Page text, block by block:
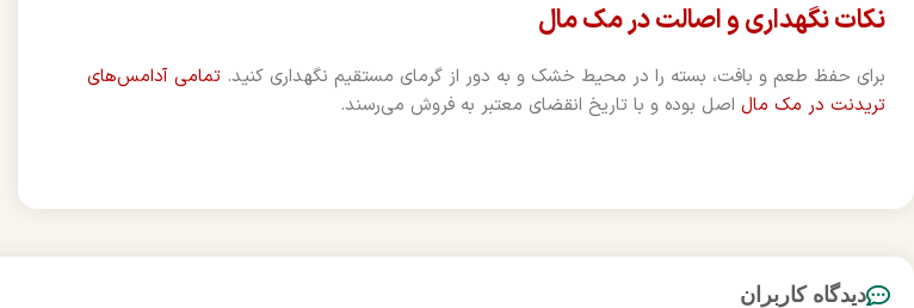
نکات نگهداری و اصالت در مک مال
برای حفظ طعم و بافت، بسته را در محیط خشک و به دور از گرمای مستقیم نگهداری کنید. تمامی آدامس‌های
تریدنت در مک مال اصل بوده و با تاریخ انقضای معتبر به فروش می‌رسند.
دیدگاه کاربران